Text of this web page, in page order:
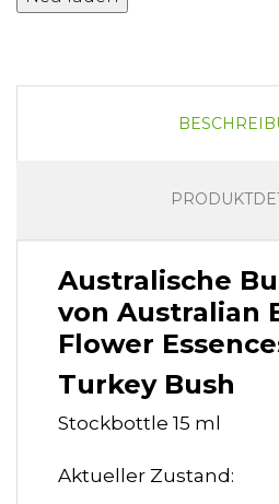
Australische
von Australian
Flower
Turkey Bush
Stockbottle 15 ml
Aktueller Zustand: